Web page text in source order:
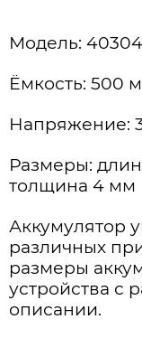
Модель:
Ёмкость: 500
Напряжение:
Размеры:
толщина 4 мм
Аккумулятор
различных
размеры
устройства с
описании.